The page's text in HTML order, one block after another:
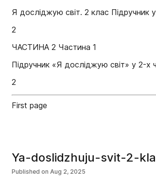
Я досліджую світ. 2 клас Підручник
2
ЧАСТИНА 2 Частина 1
Підручник «Я досліджую світ» у 2-х
2
First page
Ya-doslidzhuju-svit-2-
Published on Aug 2, 2025